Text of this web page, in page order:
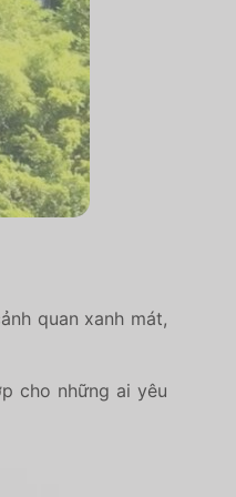
quan xanh mát,
cho những ai yêu